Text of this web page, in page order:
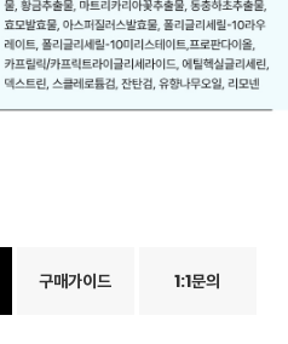
구매가이드 1:1문의